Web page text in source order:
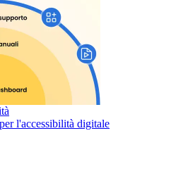
l'accessibilità digitale